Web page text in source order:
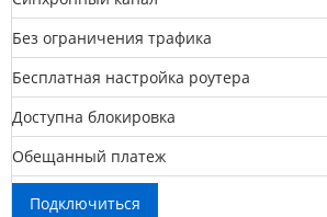
Без ограничения трафика
Бесплатная настройка роутера
Доступна блокировка
Обещанный платеж
Подключиться